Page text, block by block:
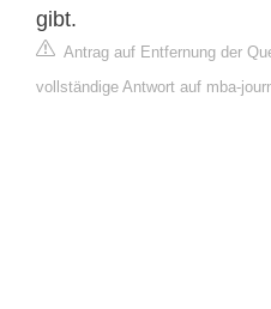
gibt.
Antrag auf Entfernung der
vollständige Antwort auf mba-